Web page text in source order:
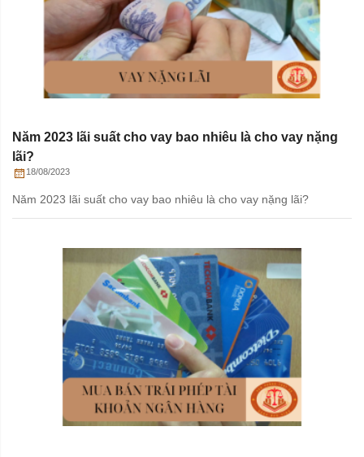
Năm 2023 lãi suất cho vay bao nhiêu là cho vay nặng
lãi?
18/08/2023
Năm 2023 lãi suất cho vay bao nhiêu là cho vay nặng lãi?